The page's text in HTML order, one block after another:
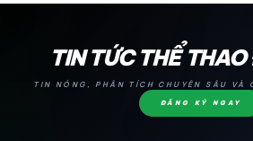
TIN TỨC THỂ
TIN NÓNG, PHÂN TÍCH CHUYÊN SÂU VÀ
ĐĂNG KÝ NGAY